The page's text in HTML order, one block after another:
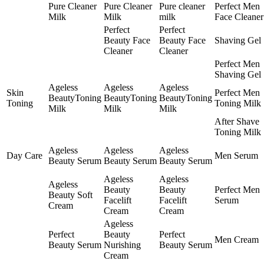
Pure Cleaner
Milk
Pure Cleaner
Milk
Pure cleaner
milk
Perfect Men
Face Cleaner
Perfect
Beauty Face
Cleaner
Perfect
Beauty Face
Cleaner
Shaving Gel
Perfect Men
Shaving Gel
Skin
Toning
Ageless
BeautyToning
Milk
Ageless
BeautyToning
Milk
Ageless
BeautyToning
Milk
Perfect Men
Toning Milk
After Shave
Toning Milk
Day Care
Ageless
Beauty Serum
Ageless
Beauty Serum
Ageless
Beauty Serum
Men Serum
Ageless
Beauty Soft
Cream
Ageless
Beauty
Facelift
Cream
Ageless
Beauty
Facelift
Cream
Perfect Men
Serum
Perfect
Beauty Serum
Ageless
Beauty
Nurishing
Cream
Perfect
Beauty Serum
Men Cream